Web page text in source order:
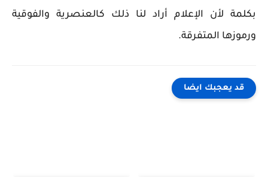
بكلمة لأن الإعلام أراد لنا ذلك كالعنصرية والفوقية
ورموزها المتفرقة.
قد يعجبك ايضا